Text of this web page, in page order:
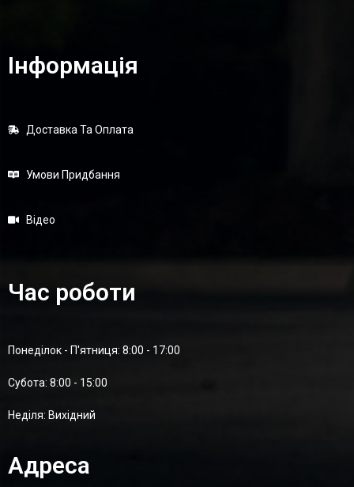
Інформація
Доставка Та Оплата
Умови Придбання
Відео
Час роботи
Понеділок - П'ятниця: 8:00 - 17:00
Суботa: 8:00 - 15:00
Неділя: Вихідний
Адреса